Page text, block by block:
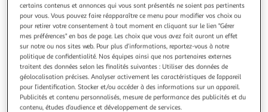
FIVE
Boîte à pâtes relief ii 18cm noir
Informations Techniques : Dimensions : L. 10,8 x l. 10,8 x H.
18,4 cm Matière : Métal Spécificités : Pratique & Utile Boîte
Pâtes Design Relief Capacité : 0,5 kg Couleur : Noir
En savoir +
Vendu parParis Prix
Livr. ou retrait dès 3/4 jours
A partir de 7,99€
certains contenus et annonces qui vous sont présentés ne soient pas pertinents
pour vous. Vous pouvez faire réapparaître ce menu pour modifier vos choix ou
pour retirer votre consentement à tout moment en cliquant sur le lien "Gérer
mes préférences" en bas de page. Les choix que vous avez fait auront un effet
sur notre ou nos sites web. Pour plus d’informations, reportez-vous à notre
politique de confidentialité. Nos équipes ainsi que nos partenaires externes
traitent des données selon les finalités suivantes : Utiliser des données de
géolocalisation précises. Analyser activement les caractéristiques de l’appareil
pour l’identification. Stocker et/ou accéder à des informations sur un appareil.
Publicités et contenu personnalisés, mesure de performance des publicités et du
contenu, études d’audience et développement de services.